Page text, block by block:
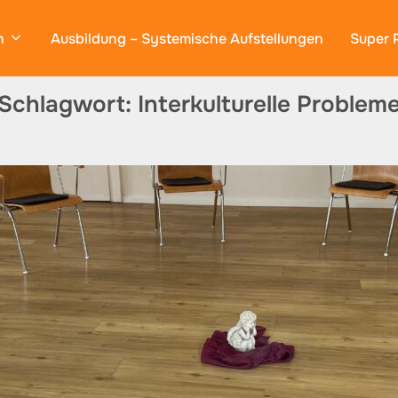
Ausbildung – Systemische Aufstellungen Super
Interkulturelle